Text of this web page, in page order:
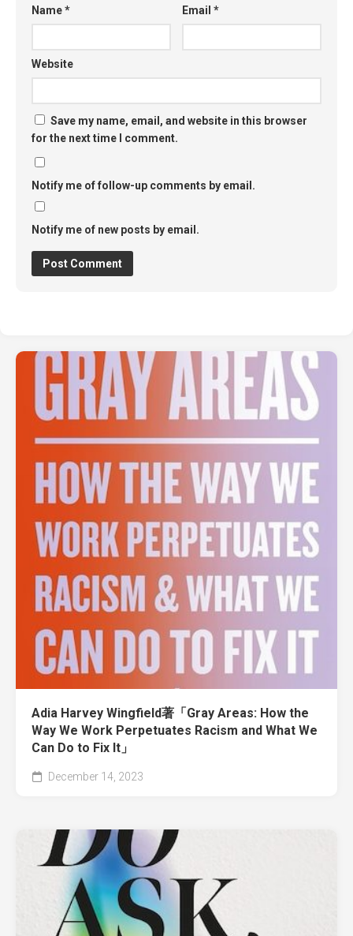
Name* Email*
Website
Save my name, email, and website in this browser
for the next time I comment.
Notify me of follow-up comments by email.
Notify me of new posts by email.
Adia Harvey Wingfield著「Gray Areas: How the
Way We Work Perpetuates Racism and What We
Can Do to Fix It」
December 14, 2023